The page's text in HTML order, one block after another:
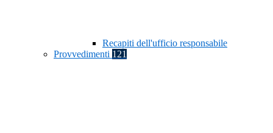
Recapiti dell'ufficio responsabile
Provvedimenti 121